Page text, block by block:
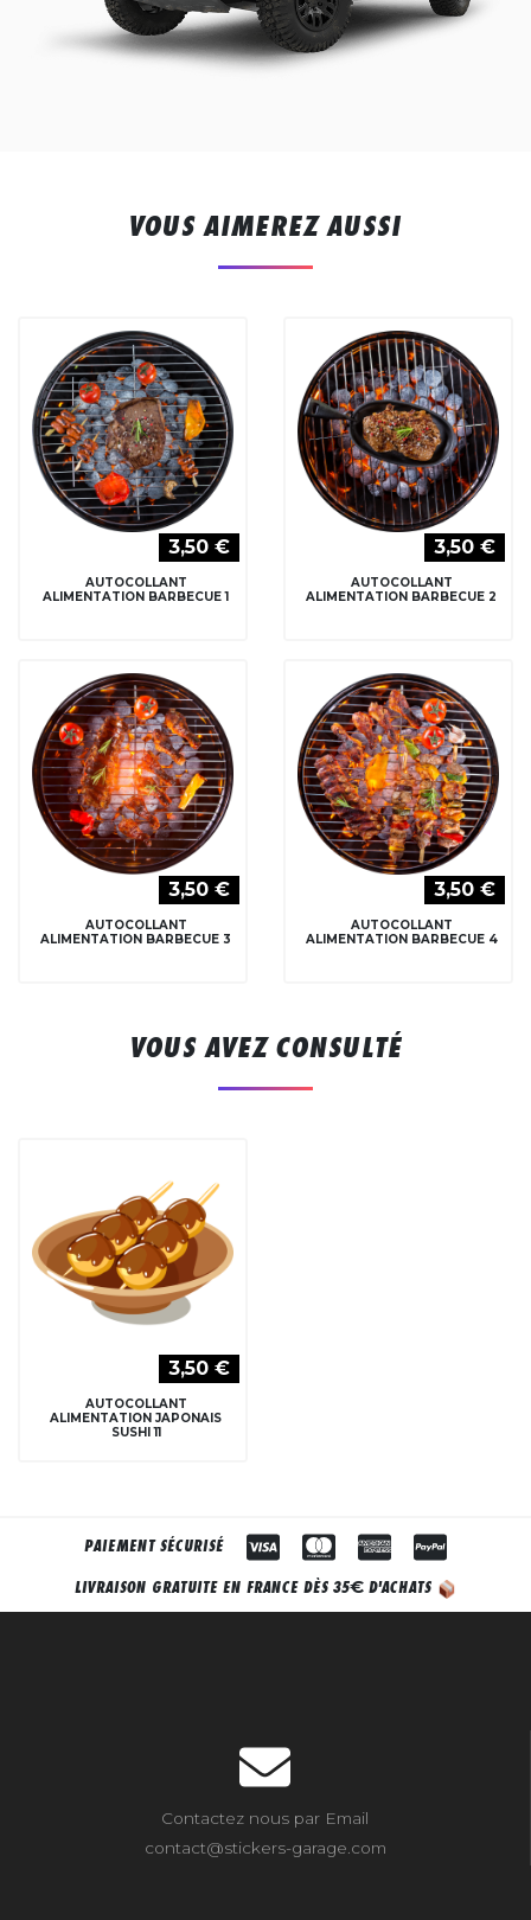
VOUS AIMEREZ AUSSI
3,50 €
AUTOCOLLANT
ALIMENTATION BARBECUE 1
3,50 €
AUTOCOLLANT
ALIMENTATION BARBECUE 2
3,50 €
AUTOCOLLANT
ALIMENTATION BARBECUE 3
3,50 €
AUTOCOLLANT
ALIMENTATION BARBECUE 4
VOUS AVEZ CONSULTÉ
3,50 €
AUTOCOLLANT
ALIMENTATION JAPONAIS
SUSHI 11
PAIEMENT SÉCURISÉ
LIVRAISON GRATUITE EN FRANCE DÈS 35€ D'ACHATS
Contactez nous par Email
contact@stickers-garage.com